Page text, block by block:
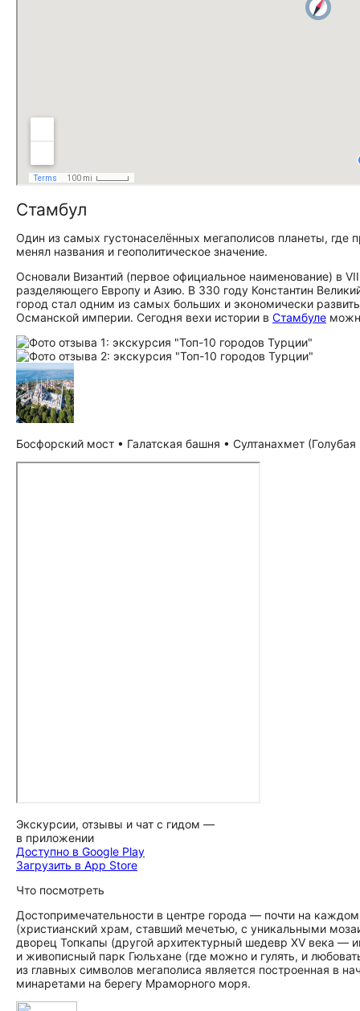
Стамбул
Один из самых густонаселённых мегаполисов планеты, где
менял названия и геополитическое значение.
Основали Византий (первое официальное наименование) в
разделяющего Европу и Азию. В 330 году Константин
город стал одним из самых больших и экономически
Османской империи. Сегодня вехи истории в Стамбуле
Босфорский мост • Галатская башня • Султанахмет
Экскурсии, отзывы и чат с гидом —
в приложении
Доступно в Google Play
Загрузить в App Store
Что посмотреть
До­сто­при­ме­ча­тель­но­сти в центре города — почти на
(христианский храм, ставший мечетью, с уникальными
дворец Топкапы (другой архитектурный шедевр XV века —
и живописный парк Гюльхане (где можно и гулять, и
из главных символов мегаполиса является построенная в
минаретами на берегу Мраморного моря.